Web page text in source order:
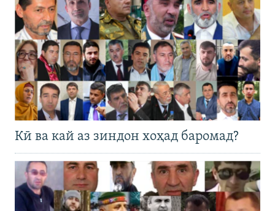
Кӣ ва кай аз зиндон хоҳад баромад?